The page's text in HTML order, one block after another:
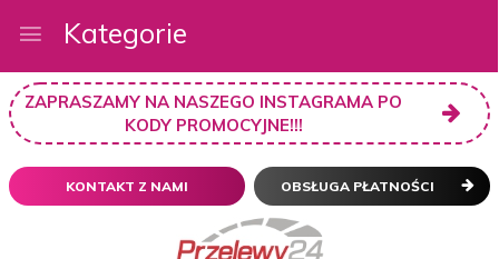
Kategorie
ZAPRASZAMY NA NASZEGO INSTAGRAMA PO
KODY PROMOCYJNE!!!
KONTAKT Z NAMI OBSŁUGA PŁATNOŚCI